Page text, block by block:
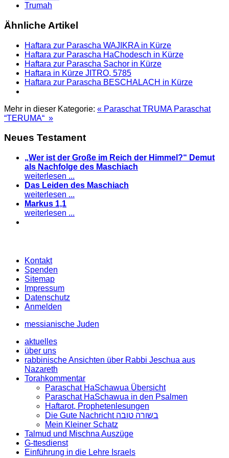
Trumah
Ähnliche Artikel
Haftara zur Parascha WAJIKRA in Kürze
Haftara zur Parascha HaChodesch in Kürze
Haftara zur Parascha Sachor in Kürze
Haftara in Kürze JITRO, 5785
Haftara zur Parascha BESCHALACH in Kürze
Mehr in dieser Kategorie: « Paraschat TRUMA Paraschat
“TERUMA“ »
Neues Testament
„Wer ist der Große im Reich der Himmel?“ Demut
als Nachfolge des Maschiach
weiterlesen ...
Das Leiden des Maschiach
weiterlesen ...
Markus 1,1
weiterlesen ...
Kontakt
Spenden
Sitemap
Impressum
Datenschutz
Anmelden
messianische Juden
aktuelles
über uns
rabbinische Ansichten über Rabbi Jeschua aus
Nazareth
Torahkommentar
Paraschat HaSchawua Übersicht
Paraschat HaSchawua in den Psalmen
Haftarot, Prophetenlesungen
Die Gute Nachricht בשורה טובה
Mein Kleiner Schatz
Talmud und Mischna Auszüge
G-ttesdienst
Einführung in die Lehre Israels